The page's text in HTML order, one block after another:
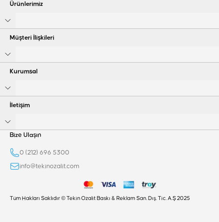
Ürünlerimiz
Müşteri İlişkileri
Kurumsal
İletişim
Bize Ulaşın
0 (212) 696 5300
info@tekinozalit.com
Tüm Hakları Saklıdır © Tekin Ozalit Baskı & Reklam San. Dış. Tic. A.Ş 2025